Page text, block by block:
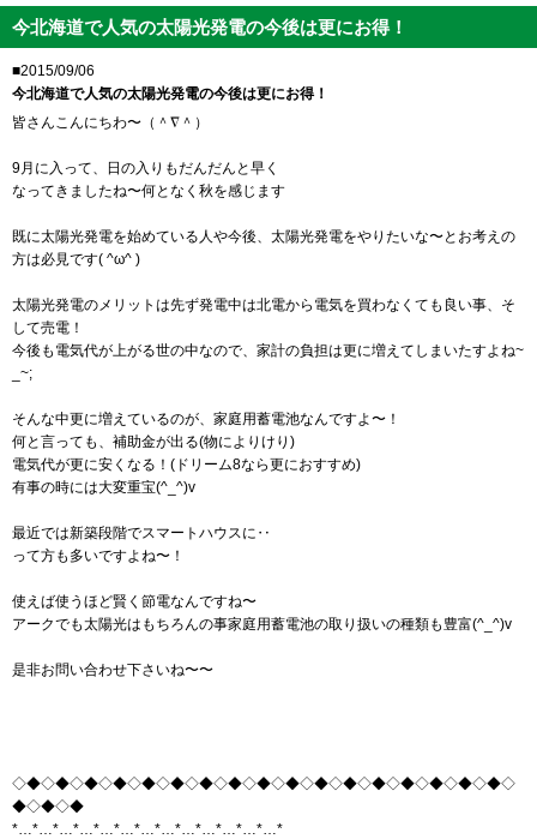
今北海道で人気の太陽光発電の今後は更にお得！
■2015/09/06
今北海道で人気の太陽光発電の今後は更にお得！
皆さんこんにちわ〜（＾∇＾）
9月に入って、日の入りもだんだんと早く
なってきましたね〜何となく秋を感じます
既に太陽光発電を始めている人や今後、太陽光発電をやりたいな〜とお考えの
方は必見です( ^ω^ )
太陽光発電のメリットは先ず発電中は北電から電気を買わなくても良い事、そ
して売電！
今後も電気代が上がる世の中なので、家計の負担は更に増えてしまいたすよね~
_~;
そんな中更に増えているのが、家庭用蓄電池なんですよ〜！
何と言っても、補助金が出る(物によりけり)
電気代が更に安くなる！(ドリーム8なら更におすすめ)
有事の時には大変重宝(^_^)v
最近では新築段階でスマートハウスに‥
って方も多いですよね〜！
使えば使うほど賢く節電なんですね〜
アークでも太陽光はもちろんの事家庭用蓄電池の取り扱いの種類も豊富(^_^)v
是非お問い合わせ下さいね〜〜
◇◆◇◆◇◆◇◆◇◆◇◆◇◆◇◆◇◆◇◆◇◆◇◆◇◆◇◆◇◆◇◆◇◆◇
◆◇◆◇◆
*…*…*…*…*…*…*…*…*…*…*…*…*…*